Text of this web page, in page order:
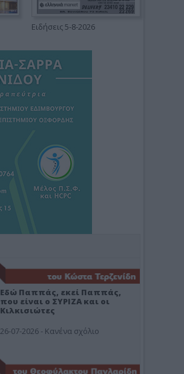
Ειδήσεις 5-8-2026
Εδώ Παππάς, εκεί Παππάς,
που είναι ο ΣΥΡΙΖΑ και οι
Κιλκισιώτες
26-07-2026 - Κανένα σχόλιο